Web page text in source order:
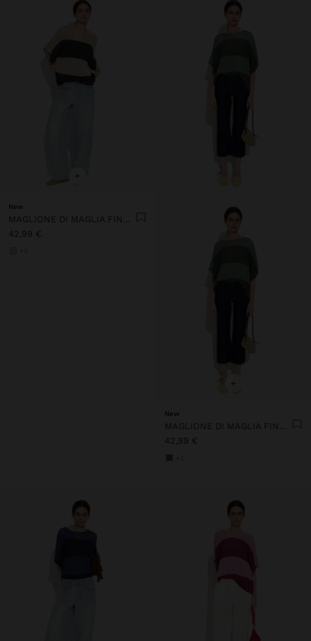
+
New
MAGLIONE DI MAGLIA FINE CON RIGHE
42,99 €
+
New
MAGLIONE DI MAGLIA FINE CON RIGHE
42,99 €